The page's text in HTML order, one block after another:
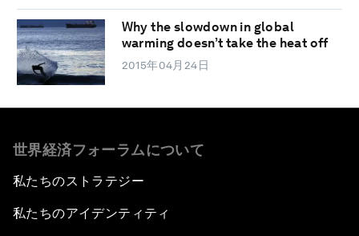
Why the slowdown in global
warming doesn’t take the heat off
2015年04月24日
世界経済フォーラムについて
私たちのストラテジー
私たちのアイデンティティ